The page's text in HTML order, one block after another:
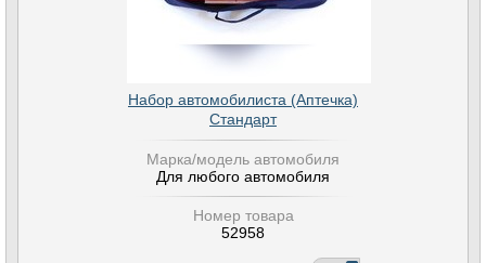
Набор автомобилиста (Аптечка)
Стандарт
Марка/модель автомобиля
Для любого автомобиля
Номер товара
52958